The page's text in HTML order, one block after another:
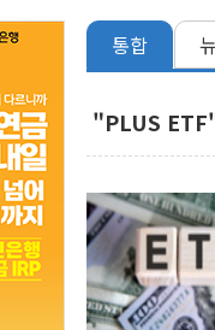
통합
"PLUS